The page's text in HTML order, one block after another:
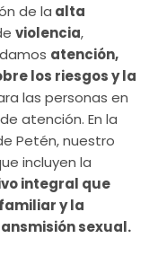
de la alta
violencia,
atención,
los riesgos y la
las personas en
atención. En la
Petén, nuestro
incluyen la
integral que
y la
sexual.